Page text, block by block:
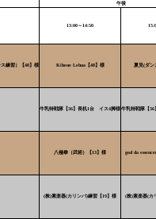
午後
13:00～14:50
練習）【48】様 Kihene Lehua【48】様 夏見(ダ
牛乳特戦隊【36】長机1台 イス4脚様牛乳特戦隊【
八極拳（武術）【13】様 god da
(株)素楽器(カリンバ)練習【19】様 (株)素楽器(カ